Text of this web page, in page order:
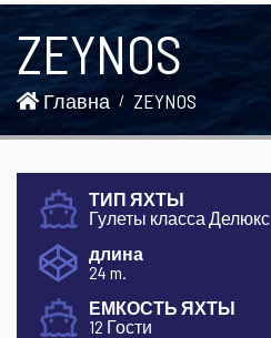
ZEYNOS
Главна ZEYNOS
ТИП ЯХТЫ
Гулеты класса Делюкс
длина
24 m.
ЕМКОСТЬ ЯХТЫ
12 Гости